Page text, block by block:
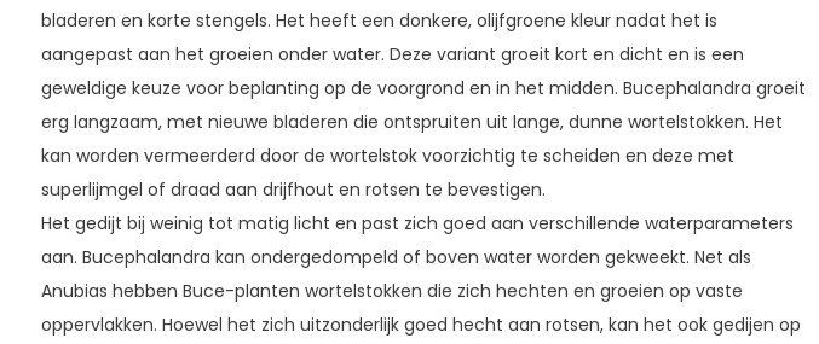
bladeren en korte stengels. Het heeft een donkere, olijfgroene kleur nadat het is
aangepast aan het groeien onder water. Deze variant groeit kort en dicht en is een
geweldige keuze voor beplanting op de voorgrond en in het midden. Bucephalandra groeit
erg langzaam, met nieuwe bladeren die ontspruiten uit lange, dunne wortelstokken. Het
kan worden vermeerderd door de wortelstok voorzichtig te scheiden en deze met
superlijmgel of draad aan drijfhout en rotsen te bevestigen.
Het gedijt bij weinig tot matig licht en past zich goed aan verschillende waterparameters
aan. Bucephalandra kan ondergedompeld of boven water worden gekweekt. Net als
Anubias hebben Buce-planten wortelstokken die zich hechten en groeien op vaste
oppervlakken. Hoewel het zich uitzonderlijk goed hecht aan rotsen, kan het ook gedijen op